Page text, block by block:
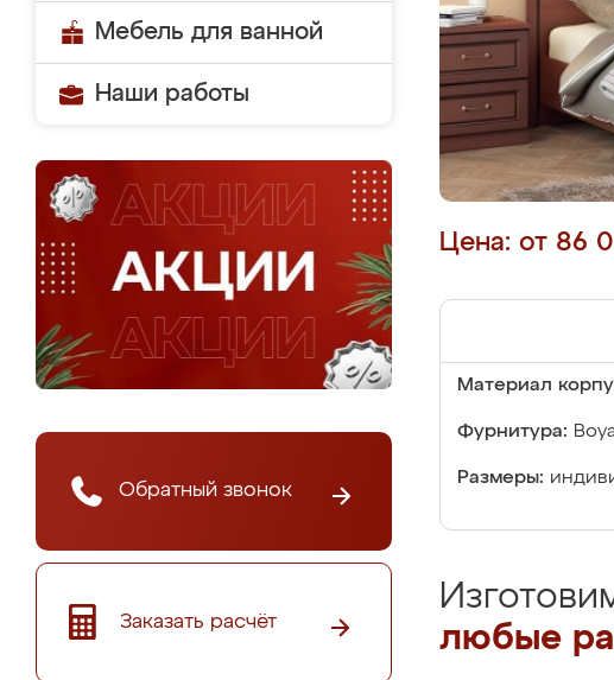
Мебель для ванной
Наши работы
Обратный звонок
Заказать расчёт
Цена: от 86
Материал
Фурнитура:
Размеры:
любые